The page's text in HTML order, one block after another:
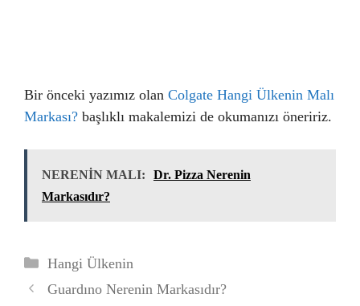
Bir önceki yazımız olan Colgate Hangi Ülkenin Malı
Markası? başlıklı makalemizi de okumanızı öneririz.
NERENİN MALI:
Dr. Pizza Nerenin
Markasıdır?
Kategoriler
Hangi Ülkenin
Guardıno Nerenin Markasıdır?